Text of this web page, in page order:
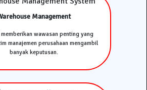
Management
wawasan penting yang
manajemen perusahaan mengambil
banyak keputusan.